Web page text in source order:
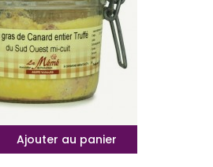
Ajouter au panier